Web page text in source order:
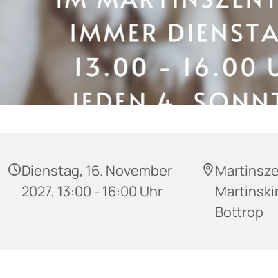
Dienstag, 16. November
2027, 13:00 - 16:00 Uhr
Bottrop